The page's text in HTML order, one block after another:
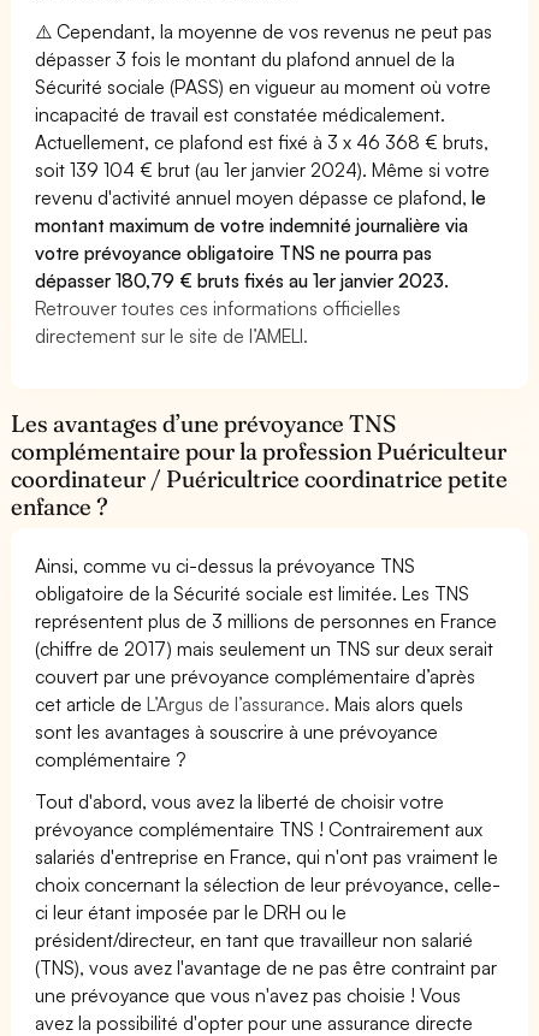
⚠️ Cependant, la moyenne de vos revenus ne peut pas
dépasser 3 fois le montant du plafond annuel de la
Sécurité sociale (PASS) en vigueur au moment où votre
incapacité de travail est constatée médicalement.
Actuellement, ce plafond est fixé à 3 x 46 368 € bruts,
soit 139 104 € brut (au 1er janvier 2024). Même si votre
revenu d'activité annuel moyen dépasse ce plafond,le
montant maximum de votre indemnité journalière via
votre prévoyance obligatoire TNS ne pourra pas
dépasser 180,79 € bruts fixés au 1er janvier 2023.
Retrouver toutes ces informations officielles
directement sur le site de l’AMELI.
Les avantages d’une prévoyance TNS
complémentaire pour la profession Puériculteur
coordinateur / Puéricultrice coordinatrice petite
enfance ?
Ainsi, comme vu ci-dessus la prévoyance TNS
obligatoire de la Sécurité sociale est limitée. Les TNS
représentent plus de 3 millions de personnes en France
(chiffre de 2017) mais seulement un TNS sur deux serait
couvert par une prévoyance complémentaire d’après
cet article deL’Argus de l’assurance. Mais alors quels
sont les avantages à souscrire à une prévoyance
complémentaire ?
Tout d'abord, vous avez la liberté de choisir votre
prévoyance complémentaire TNS ! Contrairement aux
salariés d'entreprise en France, qui n'ont pas vraiment le
choix concernant la sélection de leur prévoyance, celle-
ci leur étant imposée par le DRH ou le
président/directeur, en tant que travailleur non salarié
(TNS), vous avez l'avantage de ne pas être contraint par
une prévoyance que vous n'avez pas choisie ! Vous
avez la possibilité d'opter pour une assurance directe